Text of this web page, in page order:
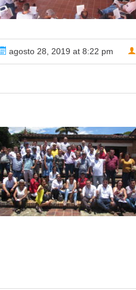
agosto 28, 2019 at 8:22 pm